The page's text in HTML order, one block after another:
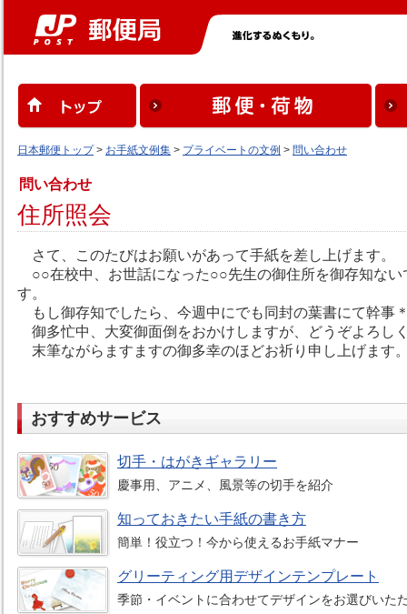
日本郵便トップ> お手紙文例集 > プライベートの文例 > 問い合わせ
問い合わせ
住所照会
さて、このたびはお願いがあって手紙を差し上げます。
○○在校中、お世話になった○○先生の御住所を御存知な
す。
もし御存知でしたら、今週中にでも同封の葉書にて幹事
御多忙中、大変御面倒をおかけしますが、どうぞよろし
末筆ながらますますの御多幸のほどお祈り申し上げます
おすすめサービス
切手・はがきギャラリー
慶事用、アニメ、風景等の切手を紹介
知っておきたい手紙の書き方
簡単！役立つ！今から使えるお手紙マナー
グリーティング用デザインテンプレート
季節・イベントに合わせてデザインをお選びいた